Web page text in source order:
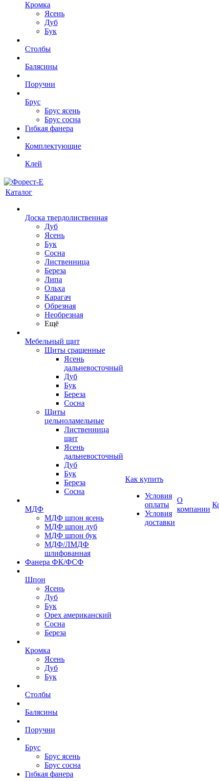
Кромка
Ясень
Дуб
Бук
Столбы
Балясины
Поручни
Брус
Брус ясень
Брус сосна
Гибкая фанера
Комплектующие
Клей
Каталог
Доска твердолиственная
Дуб
Ясень
Бук
Сосна
Лиственница
Береза
Липа
Ольха
Карагач
Обрезная
Необрезная
Ещё
Мебельный щит
Щиты сращенные
Ясень
дальневосточный
Дуб
Бук
Береза
Сосна
Щиты
цельноламельные
Лиственница
щит
Ясень
дальневосточный
Дуб
Бук
Береза
Сосна
МДФ
МДФ шпон ясень
МДФ шпон дуб
МДФ шпон бук
МДФ/ЛМДФ
шлифованная
Фанера ФК/ФСФ
Шпон
Ясень
Дуб
Бук
Орех американский
Сосна
Береза
Кромка
Ясень
Дуб
Бук
Столбы
Балясины
Поручни
Брус
Брус ясень
Брус сосна
Гибкая фанера
Как купить
Условия
оплаты
Условия
доставки
О
компании